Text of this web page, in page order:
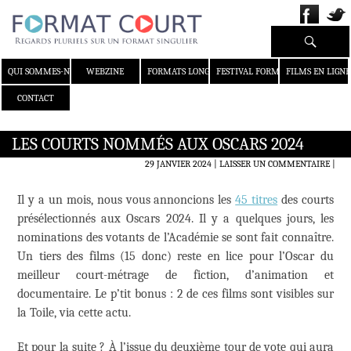
QUI SOMMES-NOUS ?WEBZINE FORMATS LONGS FESTIVAL FORMAT COURT
FILMS EN LIGNE
CONTACT
Recherche
LES COURTS NOMMÉS AUX OSCARS 2024
29 JANVIER 2024 LAISSER UN COMMENTAIRE|
Il y a un mois, nous vous annoncions les45 titres des courts
présélectionnés aux Oscars 2024. Il y a quelques jours, les
nominations des votants de l’Académie se sont fait connaître.
Un tiers des films (15 donc) reste en lice pour l’Oscar du
meilleur court-métrage de fiction, d’animation et
documentaire. Le p’tit bonus : 2 de ces films sont visibles sur
la Toile, via cette actu.
Et pour la suite ? À l’issue du deuxième tour de vote qui aura